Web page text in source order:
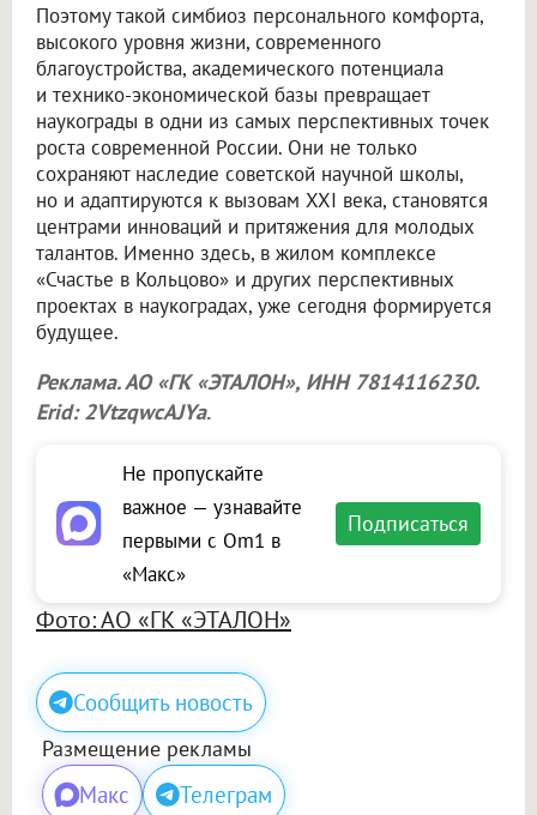
Поэтому такой симбиоз персонального комфорта,
высокого уровня жизни, современного
благоустройства, академического потенциала
и технико-экономической базы превращает
наукограды в одни из самых перспективных точек
роста современной России. Они не только
сохраняют наследие советской научной школы,
но и адаптируются к вызовам XXI века, становятся
центрами инноваций и притяжения для молодых
талантов. Именно здесь, в жилом комплексе
«Счастье в Кольцово» и других перспективных
проектах в наукоградах, уже сегодня формируется
будущее.
Реклама. АО «ГК «ЭТАЛОН», ИНН 7814116230.
Erid: 2VtzqwcAJYa.
Не пропускайте
важное — узнавайте
первыми с Om1 в
«Макс»
Подписаться
Фото: АО «ГК «ЭТАЛОН»
Сообщить новость
Размещение рекламы
Макс Телеграм